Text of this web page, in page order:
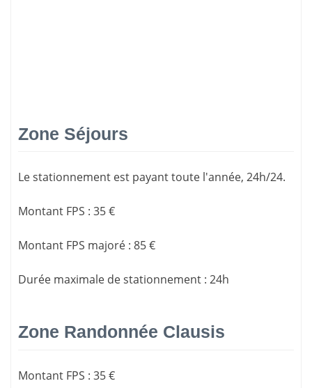
Zone Séjours
Le stationnement est payant toute l'année, 24h/24.
Montant FPS : 35 €
Montant FPS majoré : 85 €
Durée maximale de stationnement : 24h
Zone Randonnée Clausis
Montant FPS : 35 €